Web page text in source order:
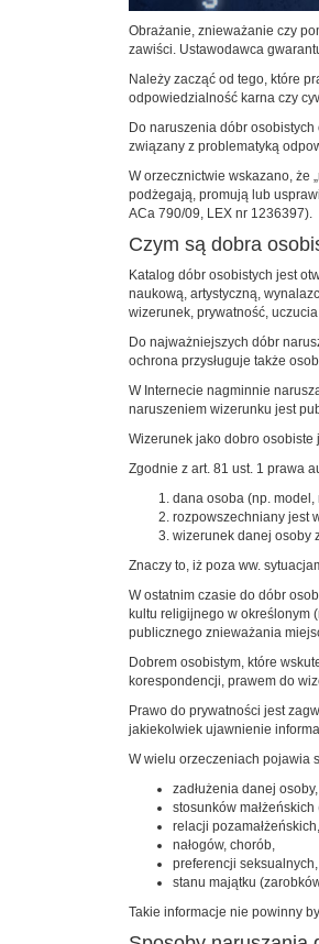
Obrażanie, znieważanie czy
zawiści. Ustawodawca
Należy zacząć od tego, które
odpowiedzialność karna czy
Do naruszenia dóbr
związany z problematyką
W orzecznictwie wskazano, że
podżegają, promują lub
ACa 790/09, LEX nr 1236397).
Czym są dobra
Katalog dóbr osobistych jest
naukową, artystyczną,
wizerunek, prywatność,
Do najważniejszych dóbr
ochrona przysługuje także
W Internecie nagminnie
naruszeniem wizerunku jest
Wizerunek jako dobro osobiste
Zgodnie z art. 81 ust. 1 prawa
dana osoba (np. model,
rozpowszechniany jest
wizerunek danej osoby
Znaczy to, iż poza ww.
W ostatnim czasie do dóbr
kultu religijnego w określonym
publicznego znieważania
Dobrem osobistym, które
korespondencji, prawem do
Prawo do prywatności jest
jakiekolwiek ujawnienie
W wielu orzeczeniach pojawia
zadłużenia danej osoby,
stosunków
relacji pozamałżeńskich,
nałogów, chorób,
preferencji seksualnych,
stanu majątku
Takie informacje nie powinny